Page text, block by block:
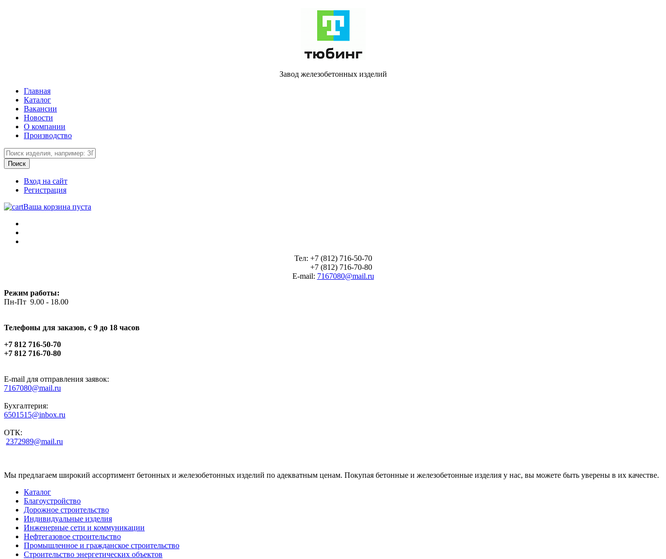
Завод железобетонных изделий
Главная
Каталог
Вакансии
Новости
О компании
Производство
Вход на сайт
Регистрация
Ваша корзина пуста
Тел: +7 (812) 716-50-70
+7 (812) 716-70-80
E-mail: 7167080@mail.ru
Режим работы:
Пн-Пт 9.00 - 18.00
Телефоны для заказов, c 9 до 18 часов
+7 812 716-50-70
+7 812 716-70-80
E-mail для отправления заявок:
7167080@mail.ru
Бухгалтерия:
6501515@inbox.ru
ОТК:
2372989@mail.ru
Мы предлагаем широкий ассортимент бетонных и железобетонных изделий по адекватным ценам. Покупая бетонные и железобетонные изделия у нас, вы можете быть уверены в их качестве.
Каталог
Благоустройство
Дорожное строительство
Индивидуальные изделия
Инженерные сети и коммуникации
Нефтегазовое строительство
Промышленное и гражданское строительство
Строительство энергетических объектов